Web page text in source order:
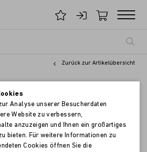
Zurück zur Artikelübersicht
Analyse unserer Besucherdaten
Website zu verbessern,
anzuzeigen und Ihnen ein großartiges
bieten. Für weitere Informationen zu
Cookies öffnen Sie die